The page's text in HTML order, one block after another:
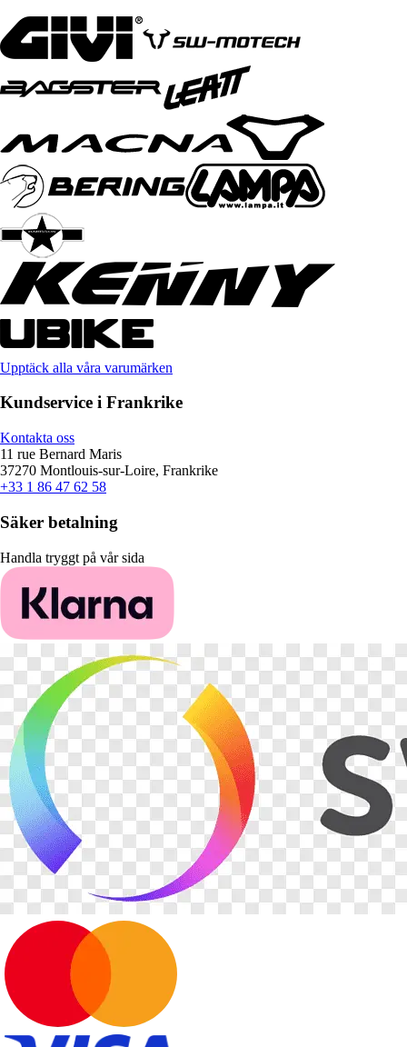
Upptäck alla våra varumärken
Kundservice i Frankrike
Kontakta oss
11 rue Bernard Maris
37270 Montlouis-sur-Loire, Frankrike
+33 1 86 47 62 58
Säker betalning
Handla tryggt på vår sida